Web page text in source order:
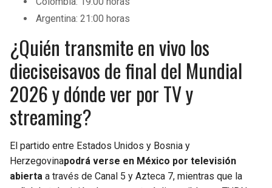
Argentina: 21:00 horas
¿Quién transmite en vivo los
dieciseisavos de final del Mundial
2026 y dónde ver por TV y
streaming?
El partido entre Estados Unidos y Bosnia y
Herzegovinapodrá verse en México por televisión
abierta a través de Canal 5 y Azteca 7, mientras que la